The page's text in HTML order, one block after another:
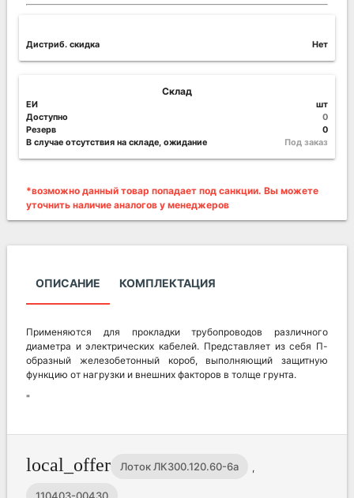
Дистриб. скидка Нет
Склад
ЕИ
шт
Доступно
0
Резерв
0
В случае отсутствия на складе, ожидание
Под заказ
*возможно данный товар попадает под санкции. Вы можете
уточнить наличие аналогов у менеджеров
ОПИСАНИЕ КОМПЛЕКТАЦИЯ
Применяются для прокладки трубопроводов различного
диаметра и электрических кабелей. Представляет из себя П-
образный железобетонный короб, выполняющий защитную
функцию от нагрузки и внешних факторов в толще грунта.
"
local_offer Лоток ЛК300.120.60-6а ,